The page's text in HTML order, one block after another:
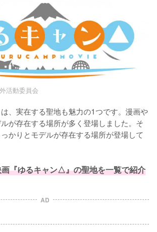
活動委員会
、実在する聖地も魅力の1つです。漫画や
が存在する場所が多く登場しました。そ
かりとモデルが存在する場所が登場して
『ゆるキャン△』の聖地を一覧で紹介
AD